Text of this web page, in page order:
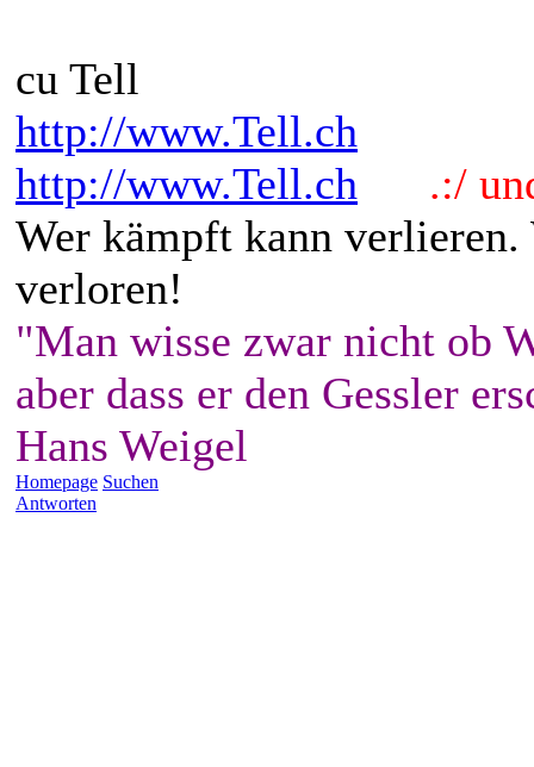
cu Tell
http://www.Tell.ch
http://www.Tell.ch
.:/
Wer kämpft kann
verloren!
"Man wisse zwar nicht ob
aber dass er den Gessler
Hans Weigel
Homepage Suchen
Antworten